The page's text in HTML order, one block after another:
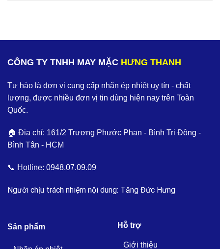
CÔNG TY TNHH MAY MẶC HƯNG THANH
Tự hào là đơn vị cung cấp nhãn ép nhiệt uy tín - chất
lượng, được nhiều đơn vị tin dùng hiện nay trên Toàn
Quốc.
🏠 Địa chỉ: 161/2 Trương Phước Phan - Bình Trị Đông -
Bình Tân - HCM
📞 Hotline: 0948.07.09.09
Người chịu trách nhiệm nội dung: Tăng Đức Hưng
Sản phẩm Hỗ trợ
Giới thiệu